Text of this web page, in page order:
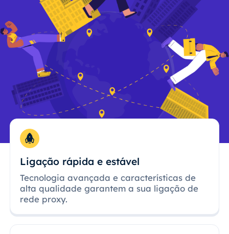
Ligação rápida e estável
Tecnologia avançada e características de
alta qualidade garantem a sua ligação de
rede proxy.